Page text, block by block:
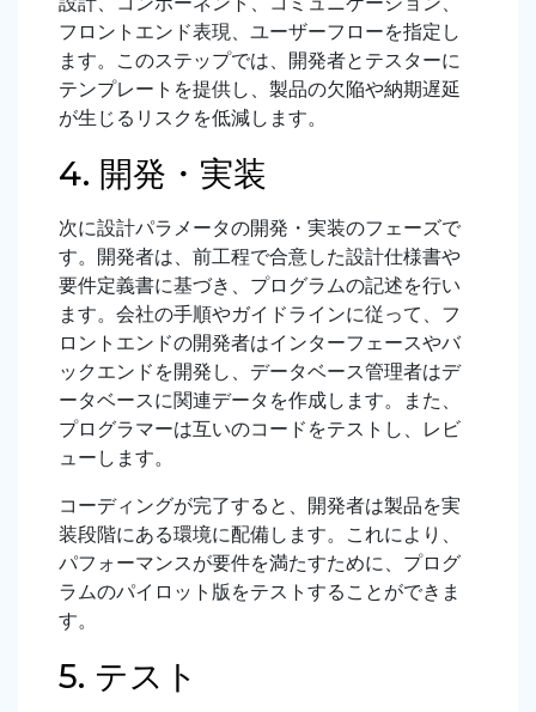
フロントエンド表現、ユーザーフローを指定し
ます。このステップでは、開発者とテスターに
テンプレートを提供し、製品の欠陥や納期遅延
が生じるリスクを低減します。
4. 開発・実装
次に設計パラメータの開発・実装のフェーズで
す。開発者は、前工程で合意した設計仕様書や
要件定義書に基づき、プログラムの記述を行い
ます。会社の手順やガイドラインに従って、フ
ロントエンドの開発者はインターフェースやバ
ックエンドを開発し、データベース管理者はデ
ータベースに関連データを作成します。また、
プログラマーは互いのコードをテストし、レビ
ューします。
コーディングが完了すると、開発者は製品を実
装段階にある環境に配備します。これにより、
パフォーマンスが要件を満たすために、プログ
ラムのパイロット版をテストすることができま
す。
5. テスト